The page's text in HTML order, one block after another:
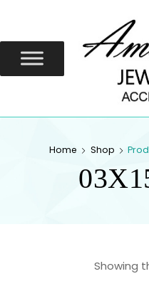
Home Shop
Showing